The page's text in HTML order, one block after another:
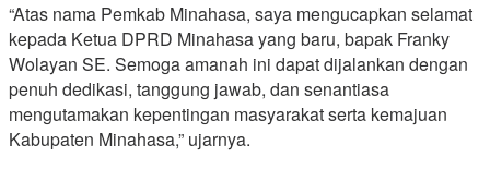
“Atas nama Pemkab Minahasa, saya mengucapkan selamat
kepada Ketua DPRD Minahasa yang baru, bapak Franky
Wolayan SE. Semoga amanah ini dapat dijalankan dengan
penuh dedikasi, tanggung jawab, dan senantiasa
mengutamakan kepentingan masyarakat serta kemajuan
Kabupaten Minahasa,” ujarnya.